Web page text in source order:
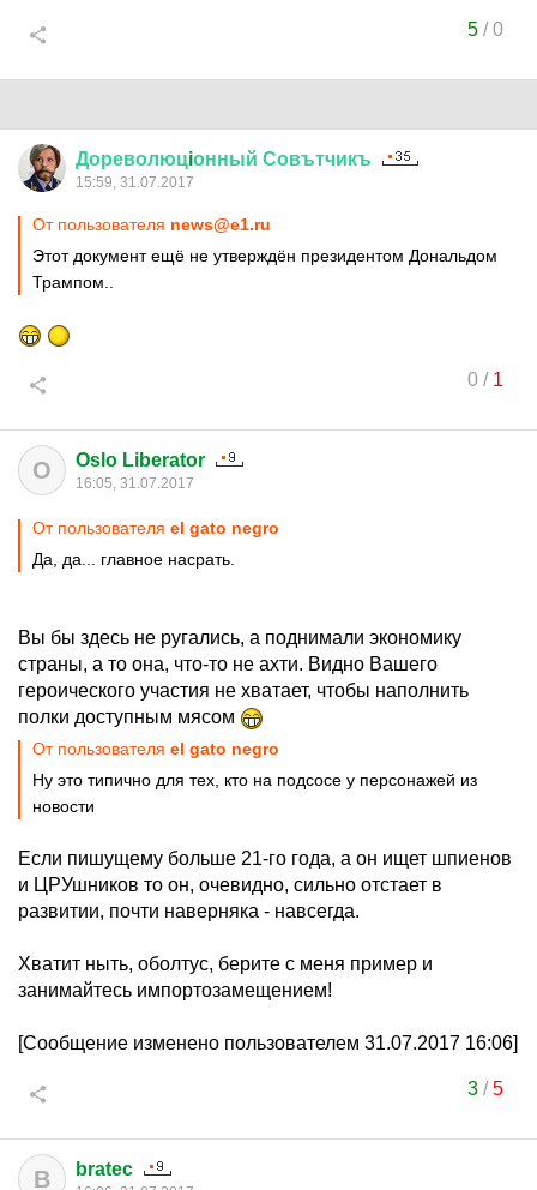
5/0
Дореволюцiонный Совътчикъ
15:59, 31.07.2017
От пользователя news@e1.ru
Этот документ ещё не утверждён президентом Дональдом
Трампом..
0/ 1
O Oslo Liberator
16:05, 31.07.2017
От пользователя el gato negro
Да, да... главное насрать.
Вы бы здесь не ругались, а поднимали экономику
страны, а то она, что-то не ахти. Видно Вашего
героического участия не хватает, чтобы наполнить
полки доступным мясом
От пользователя el gato negro
Ну это типично для тех, кто на подсосе у персонажей из
новости
Если пишущему больше 21-го года, а он ищет шпиенов
и ЦРУшников то он, очевидно, сильно отстает в
развитии, почти наверняка - навсегда.
Хватит ныть, оболтус, берите с меня пример и
занимайтесь импортозамещением!
[Сообщение изменено пользователем 31.07.2017 16:06]
3/5
B bratec